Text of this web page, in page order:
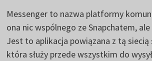
Messenger to nazwa platformy
ona nic wspólnego ze Snapchatem,
Jest to aplikacja powiązana z tą siecią
która służy przede wszystkim do